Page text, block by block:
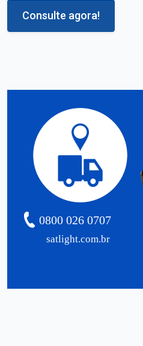
Consulte agora!
satlight.com.br
0800 026 0707